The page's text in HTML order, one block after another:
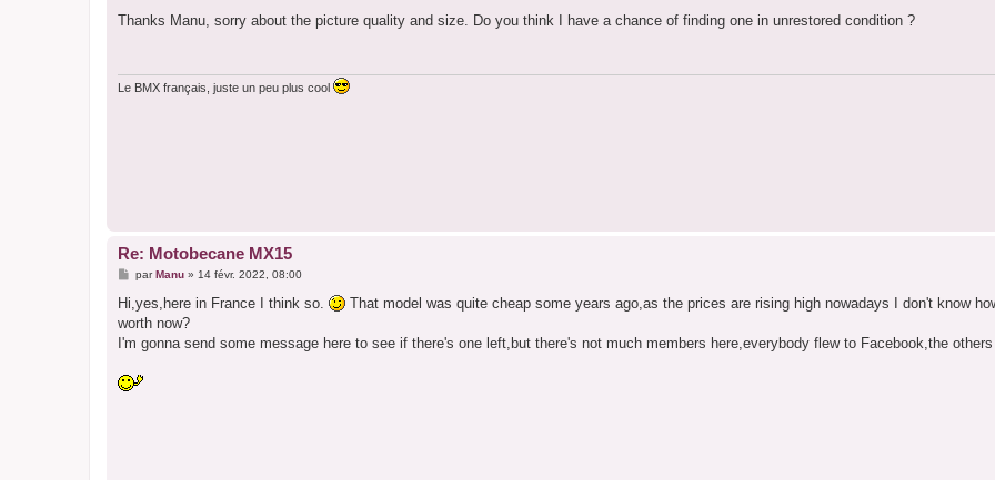
s
Thanks Manu, sorry about the picture quality and size. Do you think I have a chance of finding one in unrestored condition ?
Le BMX français, juste un peu plus cool
Re: Motobecane MX15
M
s
s
a
g
parManu» 14 févr. 2022, 08:00
Hi,yes,here in France I think so.
That model was quite cheap some years ago,as the prices are rising high nowadays I don't know
worth now?
I'm gonna send some message here to see if there's one left,but there's not much members here,everybody flew to Facebook,the